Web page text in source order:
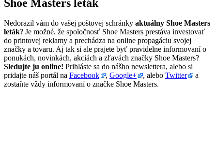
Shoe Masters leták
Nedorazil vám do vašej poštovej schránky aktuálny Shoe Masters
leták? Je možné, že spoločnosť Shoe Masters prestáva investovať
do printovej reklamy a prechádza na online propagáciu svojej
značky a tovaru. Aj tak si ale prajete byť pravidelne informovaní o
ponukách, novinkách, akciách a zľavách značky Shoe Masters?
Sledujte ju online! Prihláste sa do nášho newslettera, alebo si
pridajte náš portál na Facebook , Google+ , alebo Twitter
a
zostaňte vždy informovaní o značke Shoe Masters.